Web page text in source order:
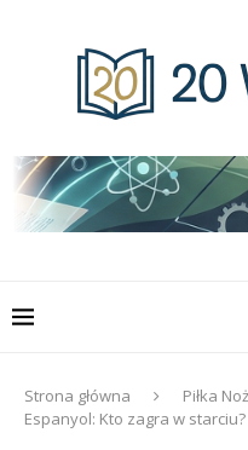
Strona główna Piłka
Espanyol: Kto zagra w starciu?